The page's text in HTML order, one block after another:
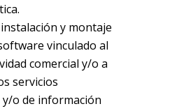
y montaje
vinculado al
comercial y/o a
servicios
o de información